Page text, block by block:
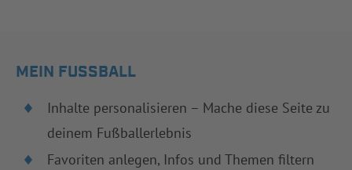
MEIN FUSSBALL
Inhalte personalisieren – Mache diese Seite zu
deinem Fußballerlebnis
Favoriten anlegen, Infos und Themen filtern